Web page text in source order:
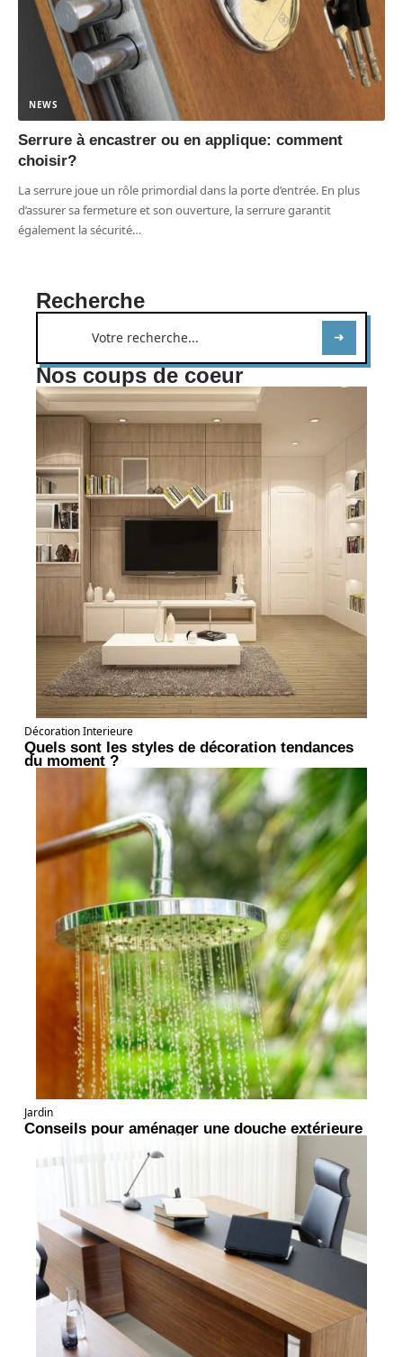
NEWS
Serrure à encastrer ou en applique: comment
choisir?
La serrure joue un rôle primordial dans la porte d’entrée. En plus
d’assurer sa fermeture et son ouverture, la serrure garantit
également la sécurité…
Recherche
Nos coups de coeur
Décoration Interieure
Quels sont les styles de décoration tendances
du moment ?
Jardin
Conseils pour aménager une douche extérieure